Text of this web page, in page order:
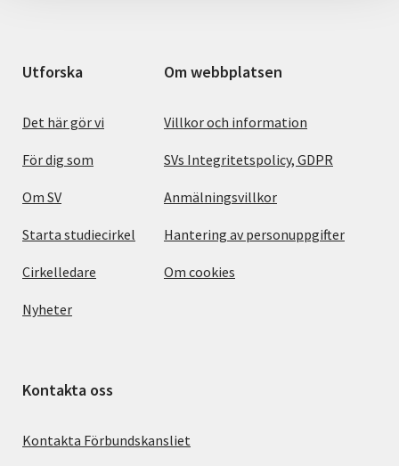
Utforska
Det här gör vi
För dig som
Om SV
Starta studiecirkel
Cirkelledare
Nyheter
Om webbplatsen
Villkor och information
SVs Integritetspolicy, GDPR
Anmälningsvillkor
Hantering av personuppgifter
Om cookies
Kontakta oss
Kontakta Förbundskansliet